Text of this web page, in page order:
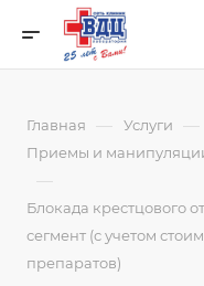
Главная — Услуги —
Приемы и
—
Блокада крестцового
сегмент (с учетом
препаратов)